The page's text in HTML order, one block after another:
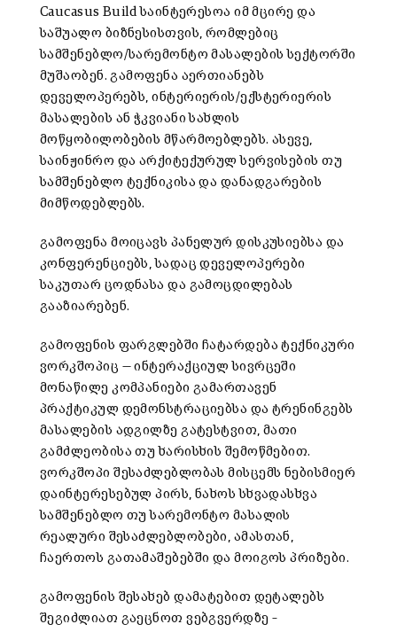
Caucasus Build საინტერესოა იმ მცირე და
საშუალო ბიზნესისთვის, რომლებიც
სამშენებლო/სარემონტო მასალების სექტორში
მუშაობენ. გამოფენა აერთიანებს
დეველოპერებს, ინტერიერის/ექსტერიერის
მასალების ან ჭკვიანი სახლის
მოწყობილობების მწარმოებლებს. ასევე,
საინჟინრო და არქიტექურულ სერვისების თუ
სამშენებლო ტექნიკისა და დანადგარების
მიმწოდებლებს.
გამოფენა მოიცავს პანელურ დისკუსიებსა და
კონფერენციებს, სადაც დეველოპერები
საკუთარ ცოდნასა და გამოცდილებას
გააზიარებენ.
გამოფენის ფარგლებში ჩატარდება ტექნიკური
ვორკშოპიც — ინტერაქციულ სივრცეში
მონაწილე კომპანიები გამართავენ
პრაქტიკულ დემონსტრაციებსა და ტრენინგებს
მასალების ადგილზე გატესტვით, მათი
გამძლეობისა თუ ხარისხის შემოწმებით.
ვორკშოპი შესაძლებლობას მისცემს ნებისმიერ
დაინტერესებულ პირს, ნახოს სხვადასხვა
სამშენებლო თუ სარემონტო მასალის
რეალური შესაძლებლობები, ამასთან,
ჩაერთოს გათამაშებებში და მოიგოს პრიზები.
გამოფენის შესახებ დამატებით დეტალებს
შეგიძლიათ გაეცნოთ ვებგვერდზე –